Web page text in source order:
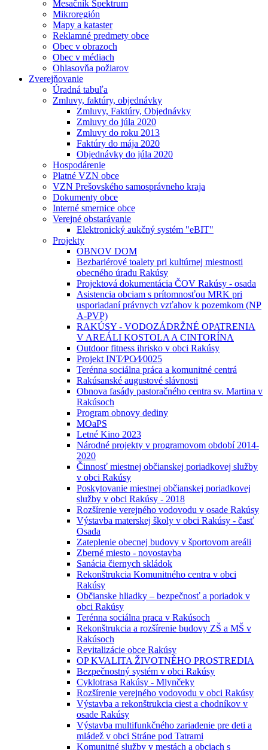
Mesačník Spektrum
Mikroregión
Mapy a kataster
Reklamné predmety obce
Obec v obrazoch
Obec v médiach
Ohlasovňa požiarov
Zverejňovanie
Úradná tabuľa
Zmluvy, faktúry, objednávky
Zmluvy, Faktúry, Objednávky
Zmluvy do júla 2020
Zmluvy do roku 2013
Faktúry do mája 2020
Objednávky do júla 2020
Hospodárenie
Platné VZN obce
VZN Prešovského samosprávneho kraja
Dokumenty obce
Interné smernice obce
Verejné obstarávanie
Elektronický aukčný systém "eBIT"
Projekty
OBNOV DOM
Bezbariérové toalety pri kultúrnej miestnosti
obecného úradu Rakúsy
Projektová dokumentácia ČOV Rakúsy - osada
Asistencia obciam s prítomnosťou MRK pri
usporiadaní právnych vzťahov k pozemkom (NP
A-PVP)
RAKÚSY - VODOZÁDRŽNÉ OPATRENIA
V AREÁLI KOSTOLA A CINTORÍNA
Outdoor fitness ihrisko v obci Rakúsy
Projekt INT⁄PO⁄I⁄0025
Terénna sociálna práca a komunitné centrá
Rakúsanské augustové slávnosti
Obnova fasády pastoračného centra sv. Martina v
Rakúsoch
Program obnovy dediny
MOaPS
Letné Kino 2023
Národné projekty v programovom období 2014-
2020
Činnosť miestnej občianskej poriadkovej služby
v obci Rakúsy
Poskytovanie miestnej občianskej poriadkovej
služby v obci Rakúsy - 2018
Rozšírenie verejného vodovodu v osade Rakúsy
Výstavba materskej školy v obci Rakúsy - časť
Osada
Zateplenie obecnej budovy v športovom areáli
Zberné miesto - novostavba
Sanácia čiernych skládok
Rekonštrukcia Komunitného centra v obci
Rakúsy
Občianske hliadky – bezpečnosť a poriadok v
obci Rakúsy
Terénna sociálna praca v Rakúsoch
Rekonštrukcia a rozšírenie budovy ZŠ a MŠ v
Rakúsoch
Revitalizácie obce Rakúsy
OP KVALITA ŽIVOTNÉHO PROSTREDIA
Bezpečnostný systém v obci Rakúsy
Cyklotrasa Rakúsy - Mlynčeky
Rozšírenie verejného vodovodu v obci Rakúsy
Výstavba a rekonštrukcia ciest a chodníkov v
osade Rakúsy
Výstavba multifunkčného zariadenie pre deti a
mládež v obci Stráne pod Tatrami
Komunitné služby v mestách a obciach s